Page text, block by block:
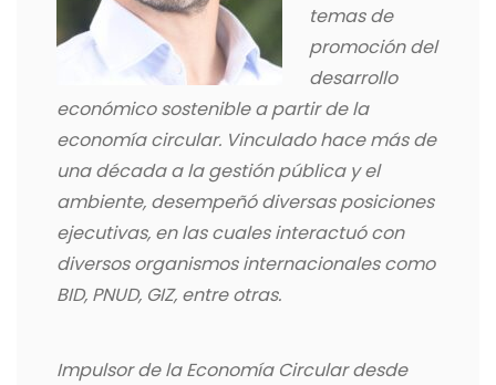
temas de
promoción del
desarrollo
económico sostenible a partir de la
economía circular. Vinculado hace más de
una década a la gestión pública y el
ambiente, desempeñó diversas posiciones
ejecutivas, en las cuales interactuó con
diversos organismos internacionales como
BID, PNUD, GIZ, entre otras.
Impulsor de la Economía Circular desde